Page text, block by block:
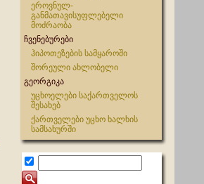
ეროვნულ-
განმათავისუფლებელი
მოძრაობა
ჩვენებურები
ჰიპოთეზების სამყაროში
შორეული ახლობელი
გეორგიკა
უცხოელები საქართველოს
შესახებ
ქართველები უცხო ხალხის
სამსახურში